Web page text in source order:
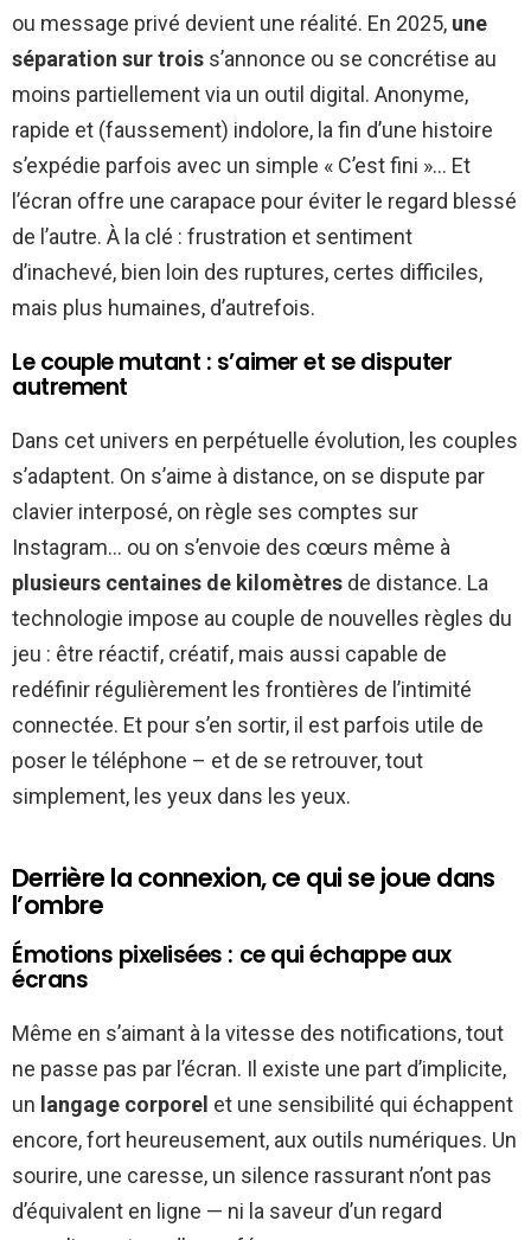
ou message privé devient une réalité. En 2025, une
séparation sur trois s’annonce ou se concrétise au
moins partiellement via un outil digital. Anonyme,
rapide et (faussement) indolore, la fin d’une histoire
s’expédie parfois avec un simple « C’est fini »… Et
l’écran offre une carapace pour éviter le regard blessé
de l’autre. À la clé : frustration et sentiment
d’inachevé, bien loin des ruptures, certes difficiles,
mais plus humaines, d’autrefois.
Le couple mutant : s’aimer et se disputer
autrement
Dans cet univers en perpétuelle évolution, les couples
s’adaptent. On s’aime à distance, on se dispute par
clavier interposé, on règle ses comptes sur
Instagram… ou on s’envoie des cœurs même à
plusieurs centaines de kilomètres de distance. La
technologie impose au couple de nouvelles règles du
jeu : être réactif, créatif, mais aussi capable de
redéfinir régulièrement les frontières de l’intimité
connectée. Et pour s’en sortir, il est parfois utile de
poser le téléphone – et de se retrouver, tout
simplement, les yeux dans les yeux.
Derrière la connexion, ce qui se joue dans
l’ombre
Émotions pixelisées : ce qui échappe aux
écrans
Même en s’aimant à la vitesse des notifications, tout
ne passe pas par l’écran. Il existe une part d’implicite,
un langage corporel et une sensibilité qui échappent
encore, fort heureusement, aux outils numériques. Un
sourire, une caresse, un silence rassurant n’ont pas
d’équivalent en ligne — ni la saveur d’un regard